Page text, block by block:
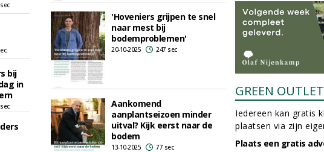
bij
in
'Hoveniers grijpen te snel
naar mest bij
bodemproblemen'
20-10-2025 247 sec
Aankomend
aanplantseizoen minder
uitval? Kijk eerst naar de
bodem
13-10-2025 77 sec
GREEN OUTLET
Iedereen kan gratis
plaatsen via zijn
Plaats een gratis